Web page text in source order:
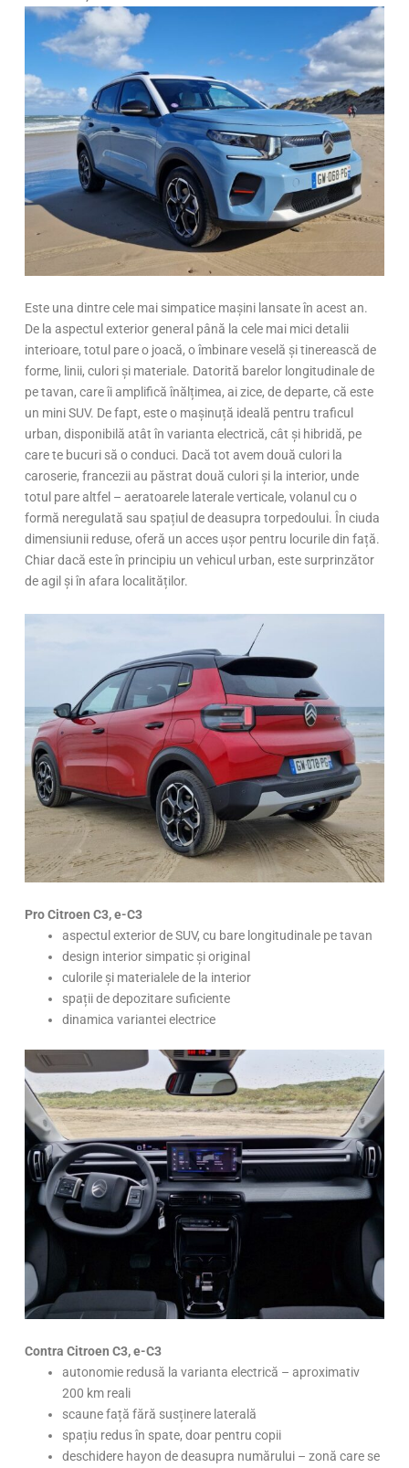
Este una dintre cele mai simpatice mașini lansate în acest an.
De la aspectul exterior general până la cele mai mici detalii
interioare, totul pare o joacă, o îmbinare veselă și tinerească de
forme, linii, culori și materiale. Datorită barelor longitudinale de
pe tavan, care îi amplifică înălțimea, ai zice, de departe, că este
un mini SUV. De fapt, este o mașinuță ideală pentru traficul
urban, disponibilă atât în varianta electrică, cât și hibridă, pe
care te bucuri să o conduci. Dacă tot avem două culori la
caroserie, francezii au păstrat două culori și la interior, unde
totul pare altfel – aeratoarele laterale verticale, volanul cu o
formă neregulată sau spațiul de deasupra torpedoului. În ciuda
dimensiunii reduse, oferă un acces ușor pentru locurile din față.
Chiar dacă este în principiu un vehicul urban, este surprinzător
de agil și în afara localităților.
Pro Citroen C3, e-C3
aspectul exterior de SUV, cu bare longitudinale pe tavan
design interior simpatic și original
culorile și materialele de la interior
spații de depozitare suficiente
dinamica variantei electrice
Contra Citroen C3, e-C3
autonomie redusă la varianta electrică – aproximativ
200 km reali
scaune față fără susținere laterală
spațiu redus în spate, doar pentru copii
deschidere hayon de deasupra numărului – zonă care se